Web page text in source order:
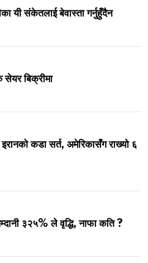
यी संकेतलाई बेवास्ता गर्नुहुँदैन
बिक्रीमा
कडा सर्त, अमेरिकासँग राख्यो ६
३२५% ले वृद्धि, नाफा कति ?